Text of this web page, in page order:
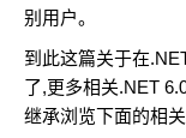
别用户。
到此这篇关于在
了,更多相关.NET
继承浏览下面的相